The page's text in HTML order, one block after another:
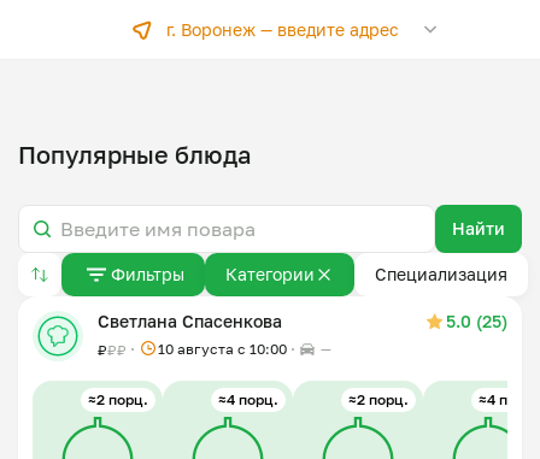
г. Воронеж —введите адрес
Популярные блюда
Найти
Фильтры Категории Специализация
Светлана Спасенкова 5.0 (25)
₽₽₽ 10 августа с 10:00 —
≈2 порц. ≈4 порц. ≈2 порц. ≈4 порц.